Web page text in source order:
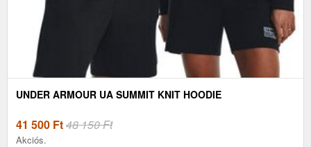
UNDER ARMOUR UA SUMMIT KNIT HOODIE
41 500 Ft48 150 Ft
Akciós.